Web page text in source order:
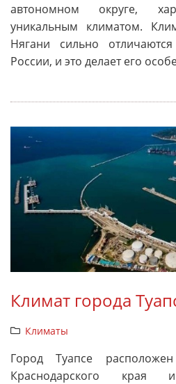
автономном округе,
уникальным климатом.
Нягани сильно
России, и это делает его
Климат города
Климаты
Город Туапсе
Краснодарского края